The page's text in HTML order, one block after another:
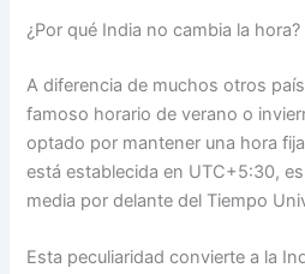
¿Por qué India no cambia la hora?
A diferencia de muchos otros
famoso horario de verano o
optado por mantener una hora
está establecida en UTC+5:30,
media por delante del Tiempo
Esta peculiaridad convierte a la